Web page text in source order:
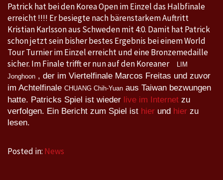
Incheon,
18.-23.4.2017
Patrick hat bei den Korea Open im Einzel das Halbfinale
erreicht !!!! Er besiegte nach bärenstarkem Auftritt
Kristian Karlsson aus Schweden mit 4:0. Damit hat Patrick
schon jetzt sein bisher bestes Ergebnis bei einem World
Tour Turnier im Einzel erreicht und eine Bronzemedaille
sicher. Im Finale trifft er nun auf den Koreaner
LIM
Jonghoon , der im Viertelfinale Marcos Freitas und zuvor
im Achtelfinale CHUANG Chih-Yuan aus Taiwan bezwungen
hatte. Patricks Spiel ist wieder live im Internet zu
verfolgen. Ein Bericht zum Spiel ist hier und hier zu
lesen.
Posted in: News